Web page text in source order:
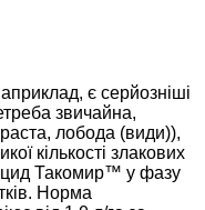
є серйозніші
звичайна,
лобода (види)),
кількості злакових
Такомир™ у фазу
Норма